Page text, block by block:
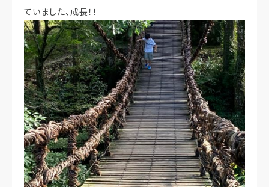
ていました、成長！！